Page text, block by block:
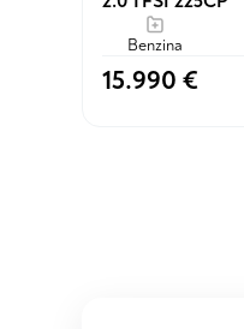
Benzina
15.990 €